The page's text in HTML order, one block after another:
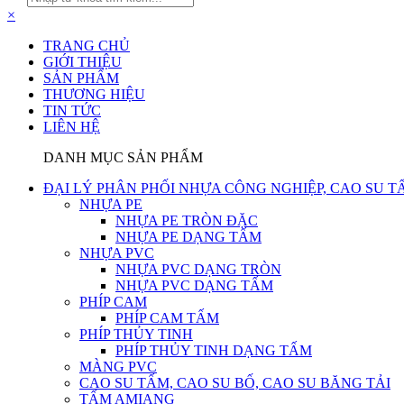
×
TRANG CHỦ
GIỚI THIỆU
SẢN PHẨM
THƯƠNG HIỆU
TIN TỨC
LIÊN HỆ
DANH MỤC SẢN PHẨM
ĐẠI LÝ PHÂN PHỐI NHỰA CÔNG NGHIỆP, CAO SU
NHỰA PE
NHỰA PE TRÒN ĐẶC
NHỰA PE DẠNG TẤM
NHỰA PVC
NHỰA PVC DẠNG TRÒN
NHỰA PVC DẠNG TẤM
PHÍP CAM
PHÍP CAM TẤM
PHÍP THỦY TINH
PHÍP THỦY TINH DẠNG TẤM
MÀNG PVC
CAO SU TẤM, CAO SU BỐ, CAO SU BĂNG TẢI
TẤM AMIANG